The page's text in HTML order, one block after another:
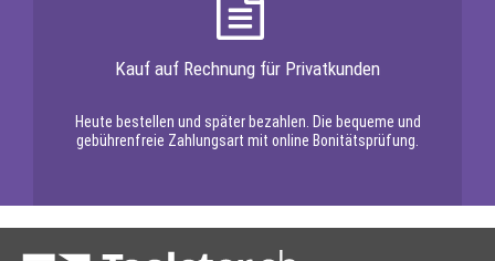
Kauf auf Rechnung für Privatkunden
Heute bestellen und später bezahlen. Die bequeme und
gebührenfreie Zahlungsart mit online Bonitätsprüfung.